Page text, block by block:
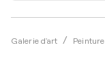
Galerie d'art Peinture